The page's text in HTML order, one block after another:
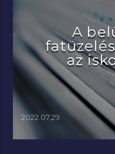
A
az
2022.07.29.